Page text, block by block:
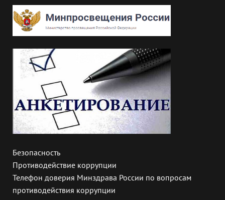
Безопасность
Противодействие коррупции
Телефон доверия Минздрава России по вопросам
противодействия коррупции